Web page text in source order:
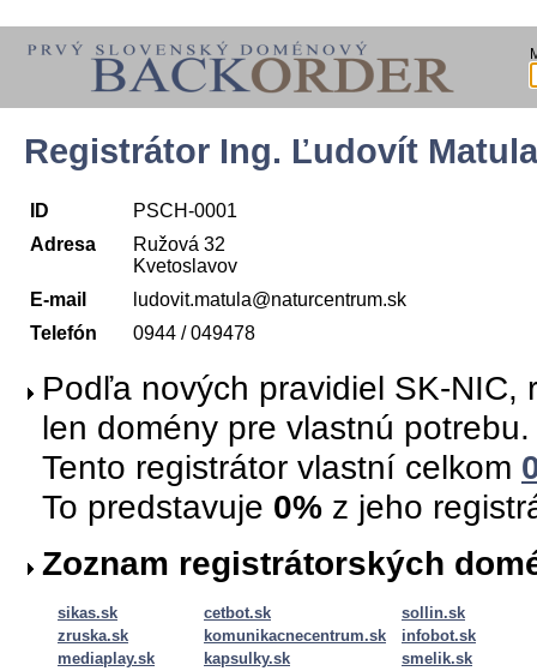
Registrátor Ing. Ľudovít
ID
PSCH-0001
Adresa
Ružová 32
Kvetoslavov
E-mail
ludovit.matula@naturcentrum.sk
Telefón
0944 / 049478
Podľa nových pravidiel SK-NIC,
len domény pre vlastnú potrebu.
Tento registrátor vlastní celkom
To predstavuje 0% z jeho
Zoznam registrátorských
sikas.sk cetbot.sk
sollin.sk
zruska.sk
komunikacnecentrum.sk
infobot.sk
mediaplay.sk
kapsulky.sk
smelik.sk